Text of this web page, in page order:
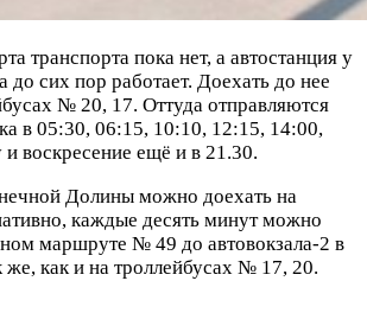
транспорта пока нет, а автостанция у
до сих пор работает. Доехать до нее
№ 20, 17. Оттуда отправляются
в 05:30, 06:15, 10:10, 12:15, 14:00,
и воскресение ещё и в 21.30.
Долины можно доехать на
каждые десять минут можно
маршруте № 49 до автовокзала-2 в
как и на троллейбусах № 17, 20.